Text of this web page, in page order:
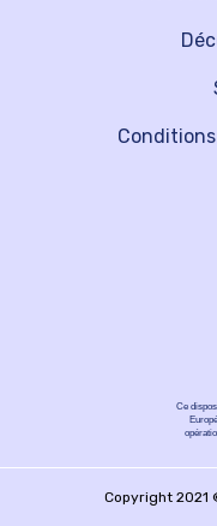
Ce
Copyright 2021